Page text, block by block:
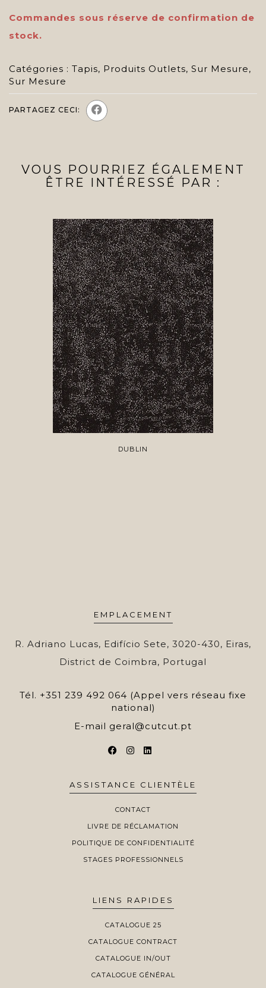
Commandes sous réserve de confirmation de
stock.
Catégories : Tapis, Produits Outlets, Sur Mesure,
Sur Mesure
PARTAGEZ CECI:
VOUS POURRIEZ ÉGALEMENT
ÊTRE INTÉRESSÉ PAR :
DUBLIN
EMPLACEMENT
R. Adriano Lucas, Edifício Sete, 3020-430, Eiras,
District de Coimbra, Portugal
Tél. +351 239 492 064 (Appel vers réseau fixe
national)
E-mail geral@cutcut.pt
ASSISTANCE CLIENTÈLE
CONTACT
LIVRE DE RÉCLAMATION
POLITIQUE DE CONFIDENTIALITÉ
STAGES PROFESSIONNELS
LIENS RAPIDES
CATALOGUE 25
CATALOGUE CONTRACT
CATALOGUE IN/OUT
CATALOGUE GÉNÉRAL